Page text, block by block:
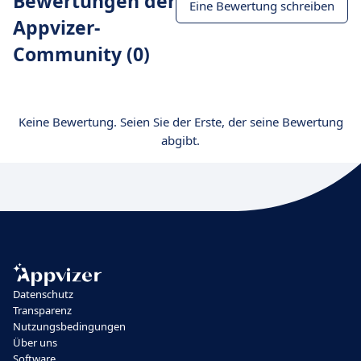
Appvizer-
Community (0)
Eine Bewertung schreiben
Keine Bewertung. Seien Sie der Erste, der seine Bewertung
abgibt.
Datenschutz
Transparenz
Nutzungsbedingungen
Über uns